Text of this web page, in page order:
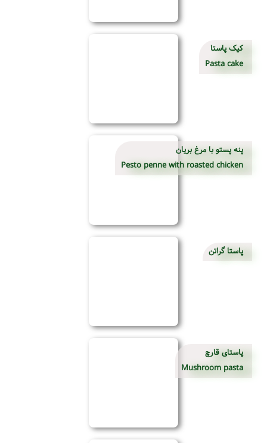
کیک پاستا
Pasta cake
پنه پستو با مرغ بریان
Pesto penne with roasted chicken
پاستا گراتن
پاستای قارچ
Mushroom pasta